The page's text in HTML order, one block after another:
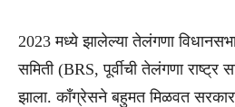
2023 मध्ये झालेल्या तेलंगणा
समिती (BRS, पूर्वीची तेलंगणा राष्ट्र
झाला. काँग्रेसने बहुमत मिळवत